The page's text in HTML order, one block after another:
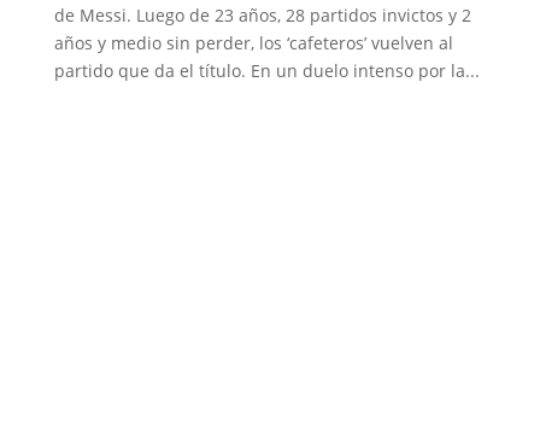
de Messi. Luego de 23 años, 28 partidos invictos y 2
años y medio sin perder, los ‘cafeteros’ vuelven al
partido que da el título. En un duelo intenso por la...